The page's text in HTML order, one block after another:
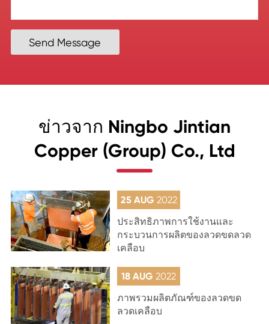
Send Message
ข่าวจาก Ningbo Jintian
Copper (Group) Co., Ltd
25 AUG 2022
ประสิทธิภาพการใช้งานและ
กระบวนการผลิตของลวดขดลวด
เคลือบ
18 AUG2022
ภาพรวมผลิตภัณฑ์ของลวดขด
ลวดเคลือบ